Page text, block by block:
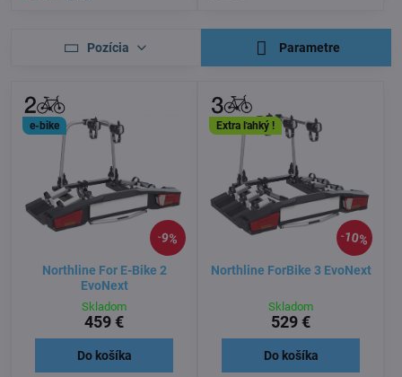
Pozícia Parametre
9%
e-bike
Northline For E-Bike 2
EvoNext
Skladom
459 €
Do košíka
10%
Extra ľahký !
Northline ForBike 3 EvoNext
Skladom
529 €
Do košíka